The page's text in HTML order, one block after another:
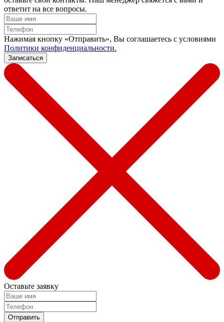
ответит на все вопросы.
Нажимая кнопку «Отправить», Вы соглашаетесь c условиями
Политики конфиденциальности.
Записаться
Оставьте заявку
Отправить